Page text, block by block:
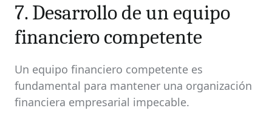
7. Desarrollo de un equipo
financiero competente
Un equipo financiero competente es
fundamental para mantener una organización
financiera empresarial impecable.